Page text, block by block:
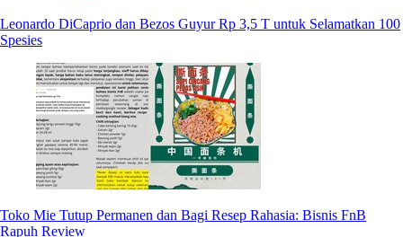
Leonardo DiCaprio dan Bezos Guyur Rp 3,5 T untuk Selamatkan 100
Spesies
Toko Mie Tutup Permanen dan Bagi Resep Rahasia: Bisnis FnB
Rapuh Review